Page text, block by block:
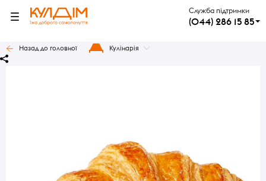
Служба підтримки
(044) 286 15 85
Назад до головної Кулінарія